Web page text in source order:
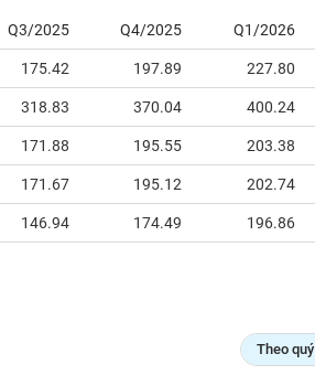
Q3/2025 Q4/2025 Q1/2026
175.42 197.89 227.80
318.83 370.04 400.24
171.88 195.55 203.38
171.67 195.12 202.74
146.94 174.49 196.86
Theo quý